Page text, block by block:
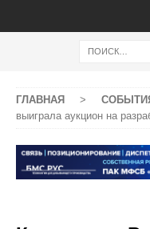
ГЛАВНАЯ >
выиграла аукцион на